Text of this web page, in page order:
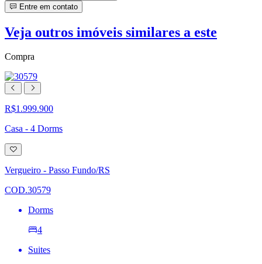
Entre em contato
Veja outros imóveis similares a este
Compra
R$1.999.900
Casa - 4 Dorms
Adicionar
à
lista
de
Vergueiro - Passo Fundo/RS
COD.30579
Dorms
4
Suites